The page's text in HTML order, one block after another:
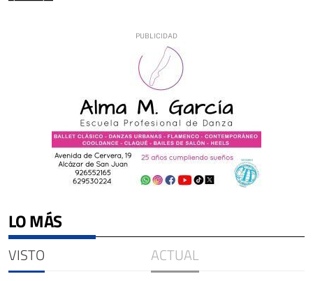
LO MÁS
VISTO ACTUAL